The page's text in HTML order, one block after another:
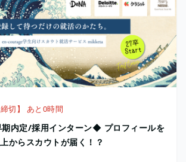
締切】 あと0時間
内定/採用インターン◆ プロフィールを
からスカウトが届く！？